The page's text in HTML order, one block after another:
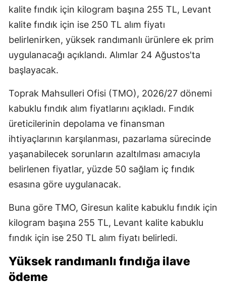
kalite fındık için kilogram başına 255 TL, Levant
kalite fındık için ise 250 TL alım fiyatı
belirlenirken, yüksek randımanlı ürünlere ek prim
uygulanacağı açıklandı. Alımlar 24 Ağustos'ta
başlayacak.
Toprak Mahsulleri Ofisi (TMO), 2026/27 dönemi
kabuklu fındık alım fiyatlarını açıkladı. Fındık
üreticilerinin depolama ve finansman
ihtiyaçlarının karşılanması, pazarlama sürecinde
yaşanabilecek sorunların azaltılması amacıyla
belirlenen fiyatlar, yüzde 50 sağlam iç fındık
esasına göre uygulanacak.
Buna göre TMO, Giresun kalite kabuklu fındık için
kilogram başına 255 TL, Levant kalite kabuklu
fındık için ise 250 TL alım fiyatı belirledi.
Yüksek randımanlı fındığa ilave
ödeme